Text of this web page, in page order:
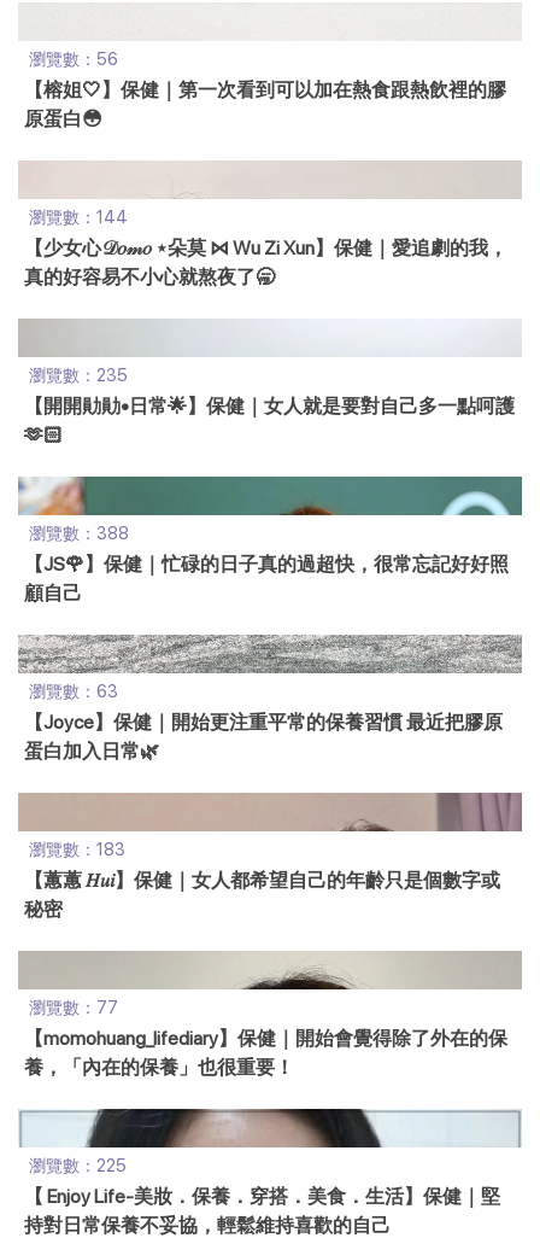
瀏覽數：56
【榕姐🤍】保健｜第一次看到可以加在熱食跟熱飲裡的膠
原蛋白😳
瀏覽數：144
【少女心𝒟𝑜𝓂𝑜 ⋆朵莫︎︎︎︎ ⋈ Wu Zi Xun】保健｜愛追劇的我，
真的好容易不小心就熬夜了🥱
瀏覽數：235
【開開勛勛•日常🌟】保健｜女人就是要對自己多一點呵護
🫶🏻
瀏覽數：388
【JS🌹】保健｜忙碌的日子真的過超快，很常忘記好好照
顧自己
瀏覽數：63
【Joyce】保健｜開始更注重平常的保養習慣 最近把膠原
蛋白加入日常🌿
瀏覽數：183
【蕙蕙 𝐻𝑢𝑖】保健｜女人都希望自己的年齡只是個數字或
秘密
瀏覽數：77
【momohuang_lifediary】保健｜開始會覺得除了外在的保
養，「內在的保養」也很重要！
瀏覽數：225
【 Enjoy Life-美妝．保養．穿搭．美食．生活】保健｜堅
持對日常保養不妥協，輕鬆維持喜歡的自己